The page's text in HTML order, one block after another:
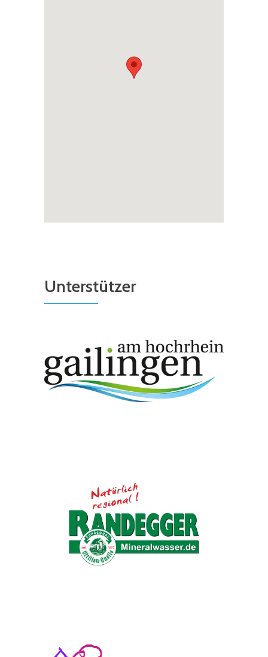
Unterstützer